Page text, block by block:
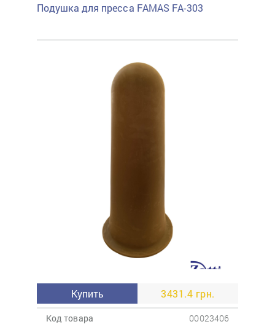
Подушка для пресса FAMAS FA-303
Купить 3431.4 грн.
Код товара 00023406